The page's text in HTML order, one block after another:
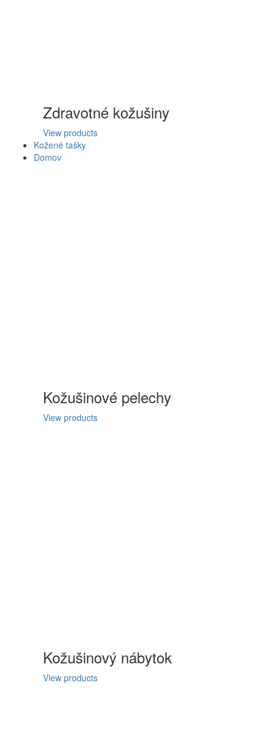
Zdravotné kožušiny
View products
Kožené tašky
Domov
Kožušinové pelechy
View products
Kožušinový nábytok
View products